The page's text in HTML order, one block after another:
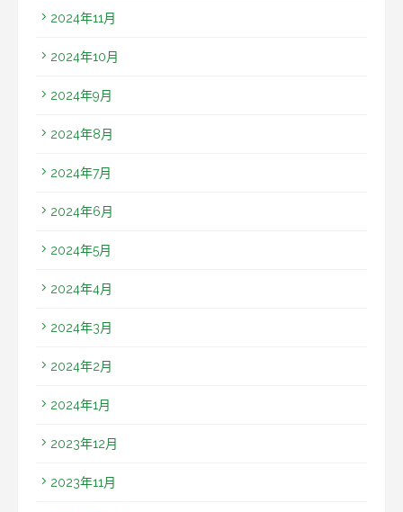
2024年11月
2024年10月
2024年9月
2024年8月
2024年7月
2024年6月
2024年5月
2024年4月
2024年3月
2024年2月
2024年1月
2023年12月
2023年11月